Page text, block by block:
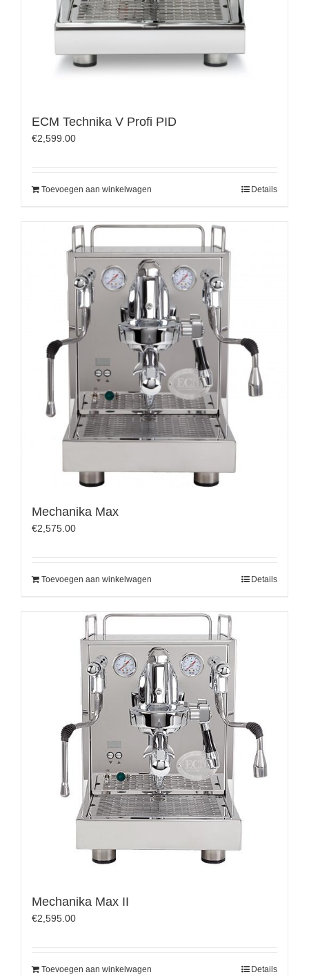
ECM Technika V Profi PID
€2,599.00
Toevoegen aan winkelwagen Details
Mechanika Max
€2,575.00
Toevoegen aan winkelwagen Details
Mechanika Max II
€2,595.00
Toevoegen aan winkelwagen Details